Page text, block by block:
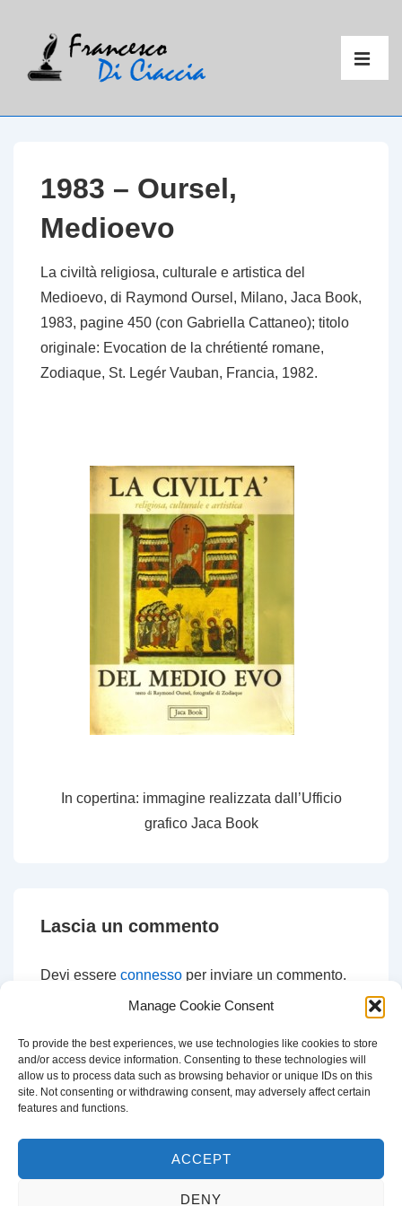
Manage Cookie Consent
To provide the best experiences, we use technologies like cookies to store
and/or access device information. Consenting to these technologies will
allow us to process data such as browsing behavior or unique IDs on this
site. Not consenting or withdrawing consent, may adversely affect certain
features and functions.
ACCEPT
DENY
1983 – Oursel,
Medioevo
La civiltà religiosa, culturale e artistica del
Medioevo, di Raymond Oursel, Milano, Jaca Book,
1983, pagine 450 (con Gabriella Cattaneo); titolo
originale: Evocation de la chrétienté romane,
Zodiaque, St. Legér Vauban, Francia, 1982.
In copertina: immagine realizzata dall’Ufficio
grafico Jaca Book
Lascia un commento
Devi essere connesso per inviare un commento.
CERCA
Cerca: